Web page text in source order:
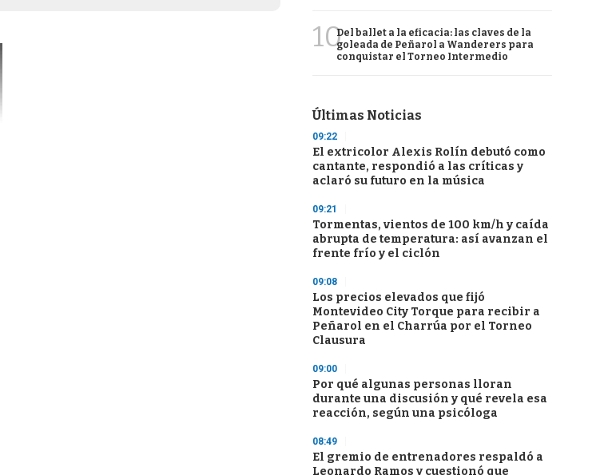
10Del ballet a la eficacia: las claves de la
goleada de Peñarol a Wanderers para
conquistar el Torneo Intermedio
Últimas Noticias
09:22
El extricolor Alexis Rolín debutó como
cantante, respondió a las críticas y
aclaró su futuro en la música
09:21
Tormentas, vientos de 100 km/h y caída
abrupta de temperatura: así avanzan el
frente frío y el ciclón
09:08
Los precios elevados que fijó
Montevideo City Torque para recibir a
Peñarol en el Charrúa por el Torneo
Clausura
09:00
Por qué algunas personas lloran
durante una discusión y qué revela esa
reacción, según una psicóloga
08:49
El gremio de entrenadores respaldó a
Leonardo Ramos y cuestionó que